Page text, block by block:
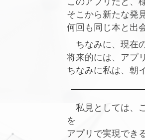
このアプリだと、
そこから新たな発
何回も同じ本と出
ちなみに、現在
将来的には、アプ
ちなみに私は、朝
私見としては、
を
アプリで実現でき